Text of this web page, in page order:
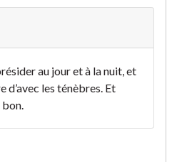
au jour et à la nuit, et
d’avec les ténèbres. Et